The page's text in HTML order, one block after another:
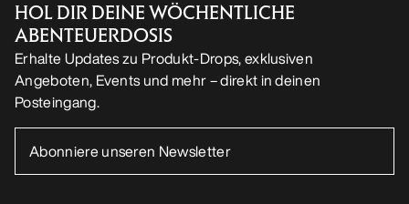
HOL DIR DEINE WÖCHENTLICHE
ABENTEUERDOSIS
Erhalte Updates zu Produkt-Drops, exklusiven
Angeboten, Events und mehr – direkt in deinen
Posteingang.